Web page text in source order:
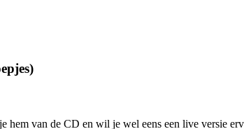
van de CD en wil je wel eens een live versie